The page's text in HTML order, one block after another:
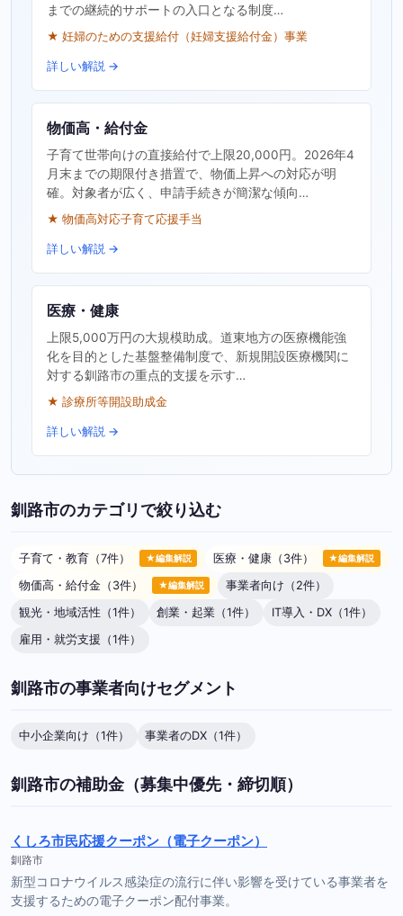
までの継続的サポートの入口となる制度…
★ 妊婦のための支援給付（妊婦支援給付金）事業
詳しい解説 →
物価高・給付金
子育て世帯向けの直接給付で上限20,000円。2026年4
月末までの期限付き措置で、物価上昇への対応が明
確。対象者が広く、申請手続きが簡潔な傾向…
★ 物価高対応子育て応援手当
詳しい解説 →
医療・健康
上限5,000万円の大規模助成。道東地方の医療機能強
化を目的とした基盤整備制度で、新規開設医療機関に
対する釧路市の重点的支援を示す…
★ 診療所等開設助成金
詳しい解説 →
釧路市のカテゴリで絞り込む
子育て・教育（7件） ★編集解説 医療・健康（3件） ★編集解説
物価高・給付金（3件） ★編集解説
事業者向け（2件）
観光・地域活性（1件）
創業・起業（1件）
IT導入・DX（1件）
雇用・就労支援（1件）
釧路市の事業者向けセグメント
中小企業向け（1件） 事業者のDX（1件）
釧路市の補助金（募集中優先・締切順）
くしろ市民応援クーポン（電子クーポン）
釧路市
新型コロナウイルス感染症の流行に伴い影響を受けている事業者を
支援するための電子クーポン配付事業。